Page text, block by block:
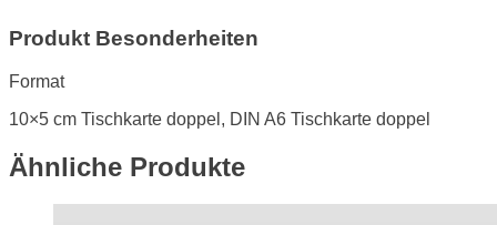
Produkt Besonderheiten
Format
10×5 cm Tischkarte doppel, DIN A6 Tischkarte doppel
Ähnliche Produkte